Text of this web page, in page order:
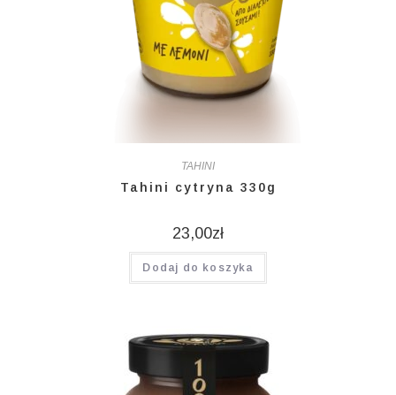
TAHINI
Tahini cytryna 330g
23,00zł
Dodaj do koszyka